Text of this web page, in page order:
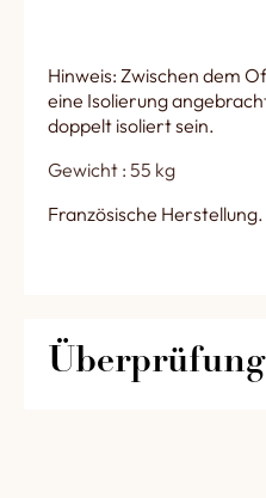
Hinweis: Zwischen dem
eine Isolierung
doppelt isoliert sein.
Gewicht : 55 kg
Französische Herstellung.
Überprüfung